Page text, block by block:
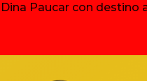
Paucar con destino
Latin Fest celebrando